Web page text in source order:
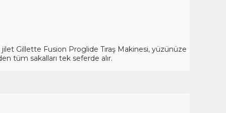
Gillette Fusion Proglide Tıraş Makinesi, yüzünüze
tüm sakalları tek seferde alır.